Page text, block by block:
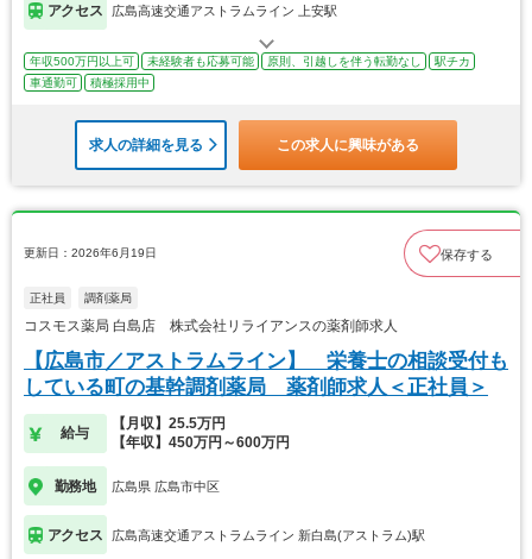
アクセス 広島高速交通アストラムライン 上安駅
年収500万円以上可 未経験者も応募可能 原則、引越しを伴う転勤なし
駅チカ
車通勤可
積極採用中
求人の詳細を見る この求人に興味がある
更新日：2026年6月19日 保存する
正社員 調剤薬局
コスモス薬局 白島店 株式会社リライアンスの薬剤師求人
【広島市／アストラムライン】 栄養士の相談受付も
している町の基幹調剤薬局 薬剤師求人＜正社員＞
給与
【月収】25.5万円
【年収】450万円～600万円
勤務地 広島県 広島市中区
アクセス 広島高速交通アストラムライン 新白島(アストラム)駅